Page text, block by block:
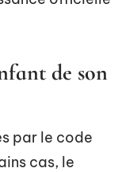
de son
par le code
cas, le